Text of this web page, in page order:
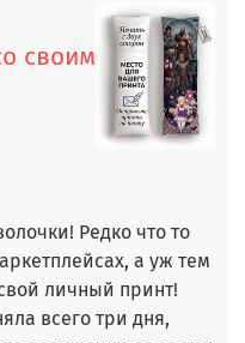
своим
Редко что то
а уж тем
личный принт!
всего три дня,